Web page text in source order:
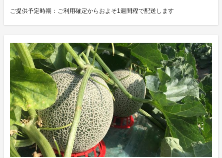
ご提供予定時期：ご利用確定からおよそ1週間程で配送します